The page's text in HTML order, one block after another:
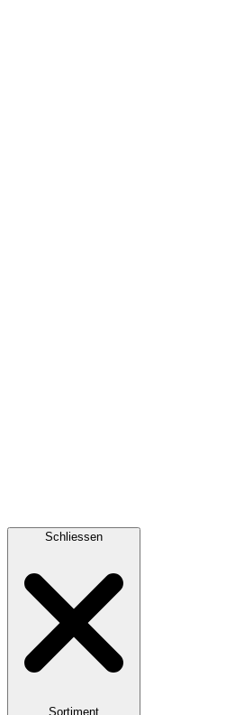
Schliessen
Sortiment